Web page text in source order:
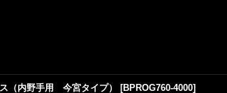
（内野手用 今宮タイプ） [BPROG760-4000]